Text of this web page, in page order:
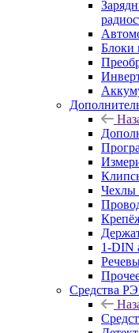
Блоки
Чехлы
1-DIN
Средства